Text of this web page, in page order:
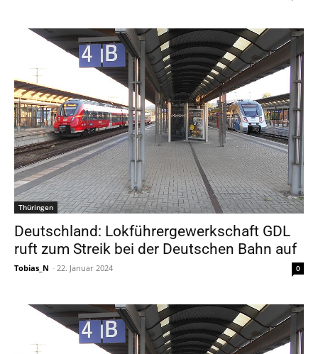
Thüringen
Deutschland: Lokführergewerkschaft GDL
ruft zum Streik bei der Deutschen Bahn auf
Tobias_N - 22. Januar 2024 0